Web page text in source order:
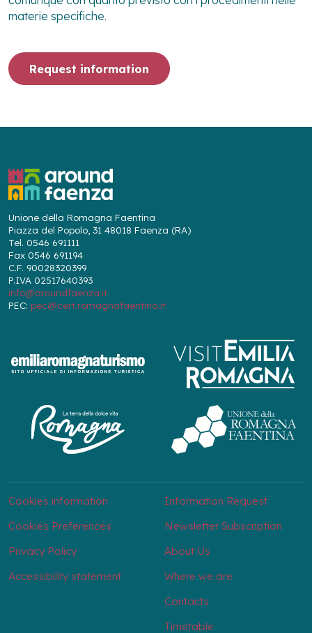
materie specifiche.
Request information
Unione della Romagna Faentina
Piazza del Popolo, 31 48018 Faenza (RA)
Tel. 0546 691111
Fax 0546 691194
C.F. 90028320399
P.IVA 02517640393
info@aroundfaenza.it
PEC: pec@cert.romagnafaentina.it
Cookies information
Cookies Preferences
Privacy Policy
Accessibility statement
Information Request
Newsletter Subscription
About Us
Where we are
Contacts
Timetable